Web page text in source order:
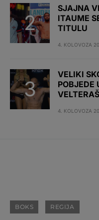
SJAJNA
ITAUME
TITULU
4. KOLOVOZA
VELIKI
POBJEDE
4. KOLOVOZA
BOKS REGIJA